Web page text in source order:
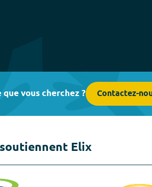
vous cherchez ? Contactez-
Elix